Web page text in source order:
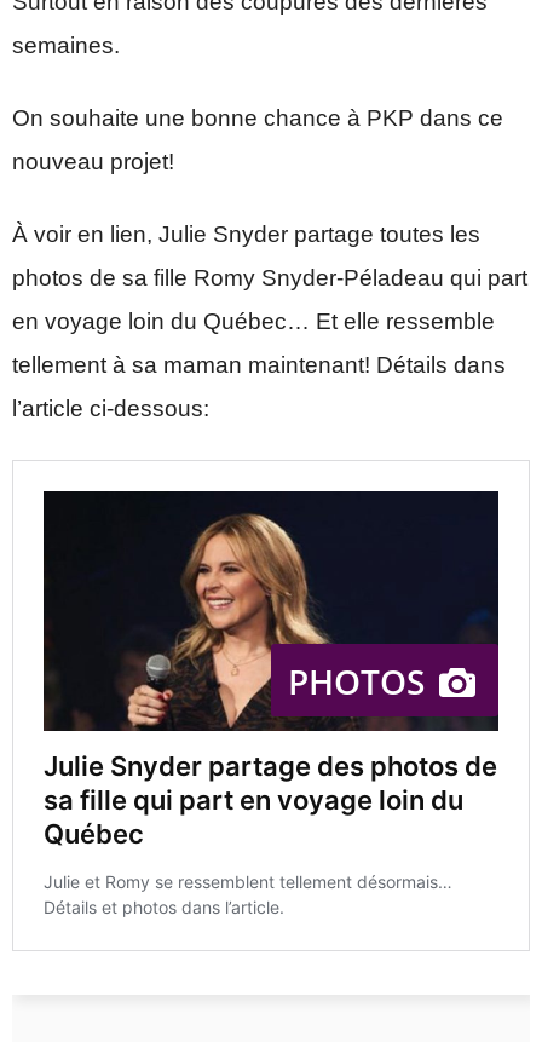
semaines.
On souhaite une bonne chance à PKP dans ce
nouveau projet!
À voir en lien, Julie Snyder partage toutes les
photos de sa fille Romy Snyder-Péladeau qui part
en voyage loin du Québec… Et elle ressemble
tellement à sa maman maintenant! Détails dans
l’article ci-dessous: